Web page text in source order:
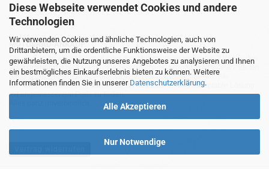
Diese Webseite verwendet Cookies und andere
Technologien
Wir verwenden Cookies und ähnliche Technologien, auch von
Drittanbietern, um die ordentliche Funktionsweise der Website zu
gewährleisten, die Nutzung unseres Angebotes zu analysieren und Ihnen
ein bestmögliches Einkaufserlebnis bieten zu können. Weitere
Informationen finden Sie in unserer Datenschutzerklärung.
Alle Akzeptieren
Nur Notwendige
MOTORRAD-ANKAUF
Sie möchte Ihr altes Motorrad oder Ihre Motorradteile verkaufen ? Wir kaufen
auch gebrauchte Motorräder und Ersatzteilträger sowie Ersatzteile an. Bieten
Sie uns doch unverbindlich das was Sie verkaufen möchten an. Wir
bemühen uns dann eine sowohl für Sie als auch für uns akzeptable Lösung
mit angemessenem Preis zu finden.